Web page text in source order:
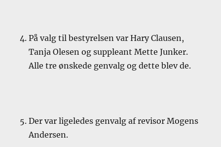
På valg til bestyrelsen var Hary Clausen,
Tanja Olesen og suppleant Mette Junker.
Alle tre ønskede genvalg og dette blev de.
Der var ligeledes genvalg af revisor Mogens
Andersen.